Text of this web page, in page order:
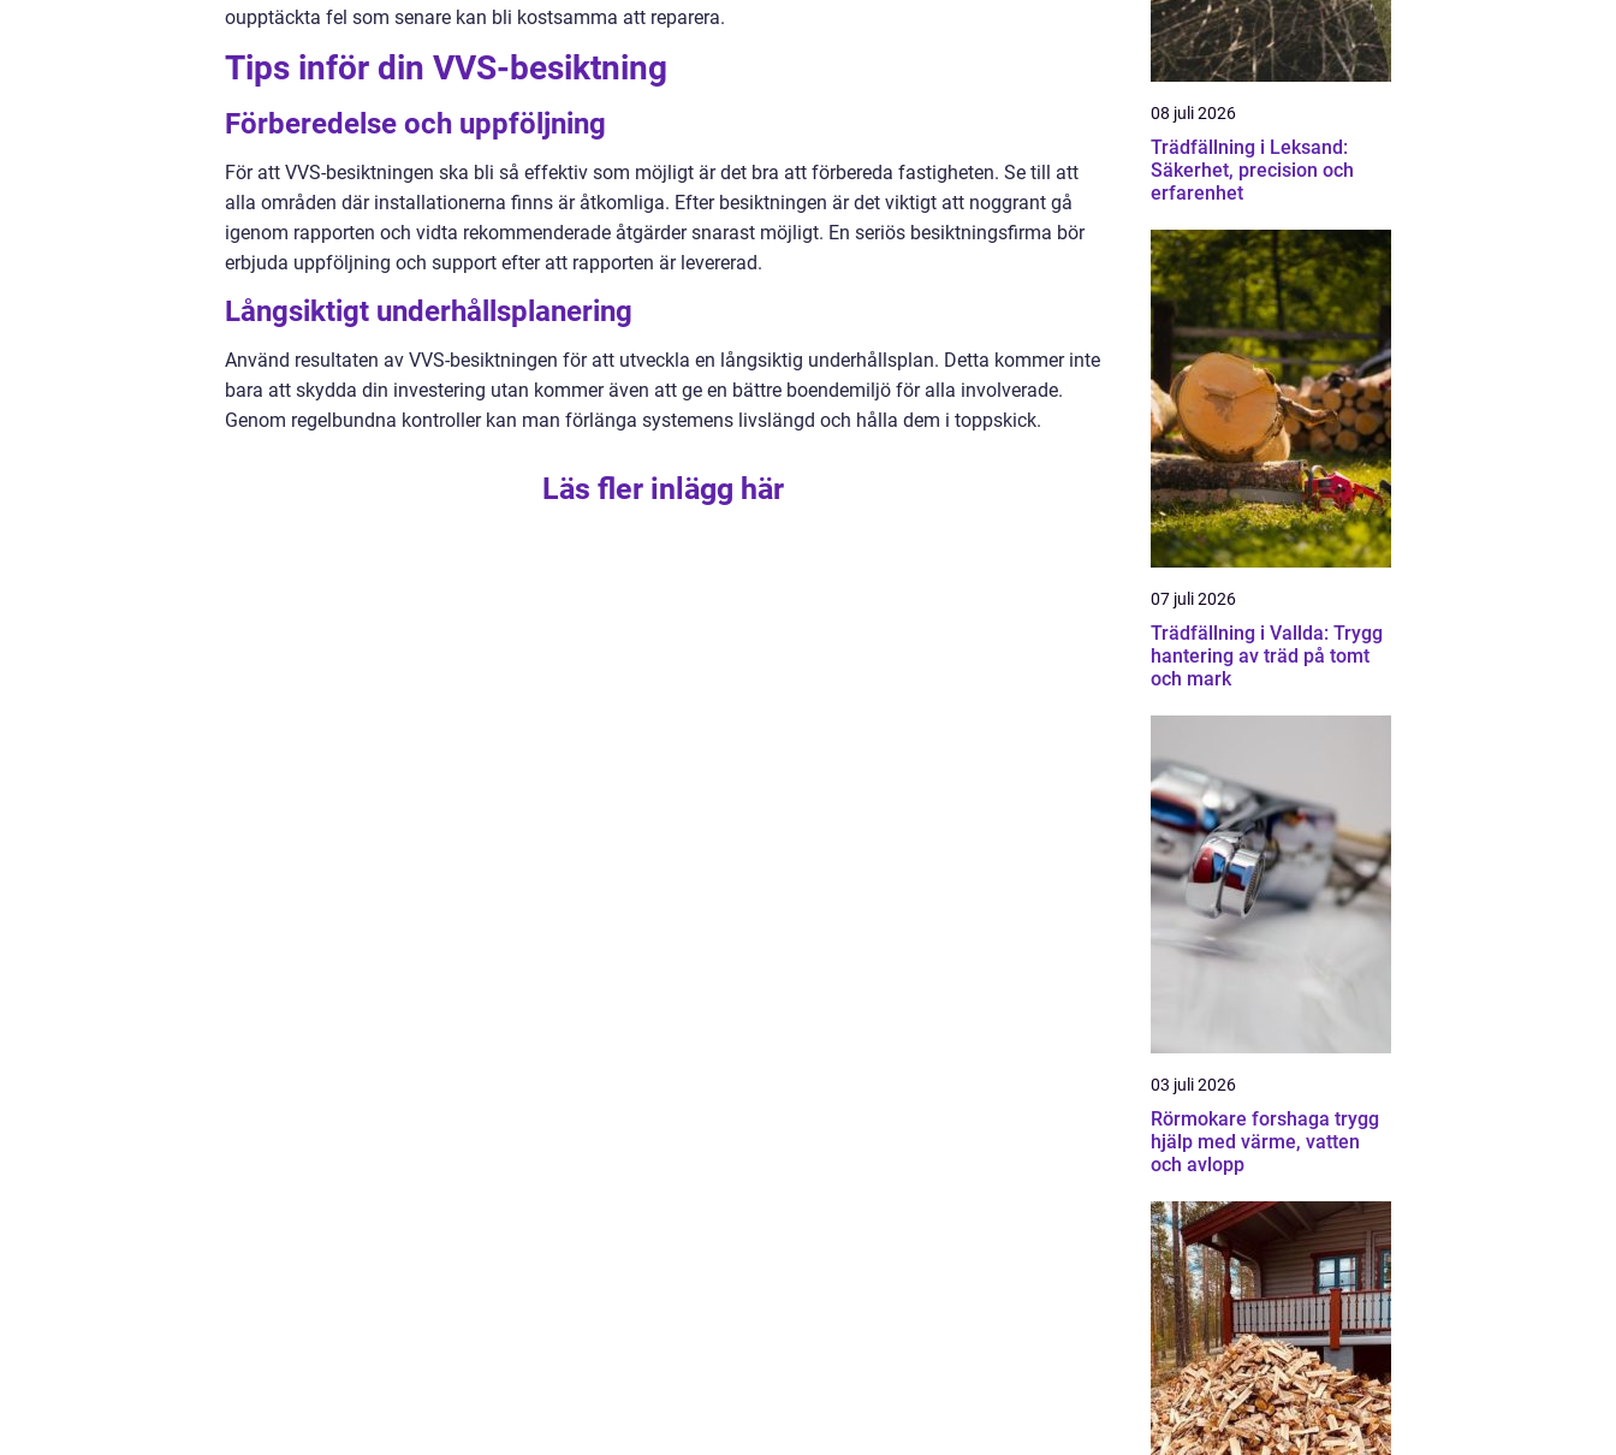
oupptäckta fel som senare kan bli kostsamma att reparera.
Tips inför din VVS-besiktning
Förberedelse och uppföljning
För att VVS-besiktningen ska bli så effektiv som möjligt är det bra att förbereda fastigheten. Se till att
alla områden där installationerna finns är åtkomliga. Efter besiktningen är det viktigt att noggrant gå
igenom rapporten och vidta rekommenderade åtgärder snarast möjligt. En seriös besiktningsfirma bör
erbjuda uppföljning och support efter att rapporten är levererad.
Långsiktigt underhållsplanering
Använd resultaten av VVS-besiktningen för att utveckla en långsiktig underhållsplan. Detta kommer inte
bara att skydda din investering utan kommer även att ge en bättre boendemiljö för alla involverade.
Genom regelbundna kontroller kan man förlänga systemens livslängd och hålla dem i toppskick.
Läs fler inlägg här
08 juli 2026
Trädfällning i Leksand:
Säkerhet, precision och
erfarenhet
07 juli 2026
Trädfällning i Vallda: Trygg
hantering av träd på tomt
och mark
03 juli 2026
Rörmokare forshaga trygg
hjälp med värme, vatten
och avlopp